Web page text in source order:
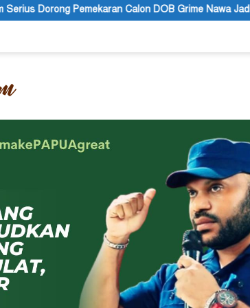
DOB Grime Nawa Jadi Kabupaten Definitif